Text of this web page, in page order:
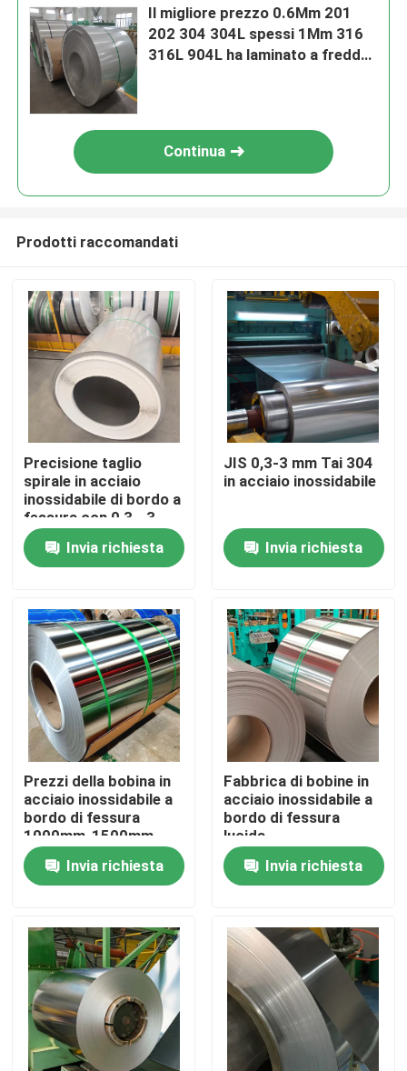
Casa
Contatti
Prodotti
Video
Bobina di acciaio inossidabile
striscia di acciaio inossidabile
Piatto dello strato di acciaio inossidabile
strato decorativo di acciaio inossidabile
Acciaio inossidabile resistente all' ingiallimento
Il migliore prezzo 0.6Mm 201
202 304 304L spessi 1Mm 316
316L 904L ha laminato a freddo
Continua
Prodotti raccomandati
Precisione taglio
spirale in acciaio
inossidabile di bordo a
fessura con 0,3 - 3
mm
Invia richiesta
JIS 0,3-3 mm Tai 304
in acciaio inossidabile
Invia richiesta
Prezzi della bobina in
acciaio inossidabile a
bordo di fessura
1000mm-1500mm
Standard ASTM / EN
Invia richiesta
Fabbrica di bobine in
acciaio inossidabile a
bordo di fessura
lucida
Invia richiesta